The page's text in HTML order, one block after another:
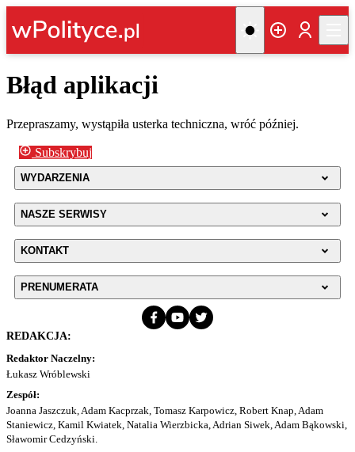
Błąd aplikacji
Przepraszamy, wystąpiła usterka techniczna, wróć później.
Subskrybuj
WYDARZENIA
NASZE SERWISY
KONTAKT
PRENUMERATA
REDAKCJA:
Redaktor Naczelny:
Łukasz Wróblewski
Zespół:
Joanna Jaszczuk, Adam Kacprzak, Tomasz Karpowicz, Robert Knap, Adam
Staniewicz, Kamil Kwiatek, Natalia Wierzbicka, Adrian Siwek, Adam Bąkowski,
Sławomir Cedzyński.